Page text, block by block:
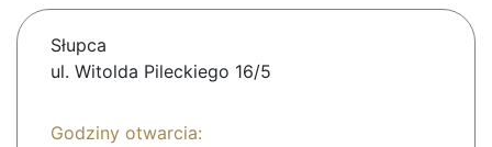
Słupca
ul. Witolda Pileckiego 16/5
Godziny otwarcia: